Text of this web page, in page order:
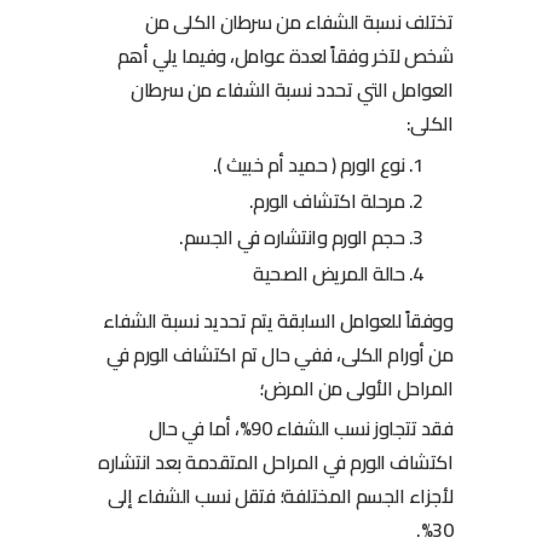
تختلف نسبة الشفاء من سرطان الكلى من
شخص لآخر وفقاً لعدة عوامل، وفيما يلي أهم
العوامل التي تحدد نسبة الشفاء من سرطان
الكلى:
نوع الورم ( حميد أم خبيث ).
مرحلة اكتشاف الورم.
حجم الورم وانتشاره في الجسم.
حالة المريض الصحية
ووفقاً للعوامل السابقة يتم تحديد نسبة الشفاء
من أورام الكلى، ففي حال تم اكتشاف الورم في
المراحل الأولى من المرض؛
فقد تتجاوز نسب الشفاء 90%، أما في حال
اكتشاف الورم في المراحل المتقدمة بعد انتشاره
لأجزاء الجسم المختلفة؛ فتقل نسب الشفاء إلى
30%.